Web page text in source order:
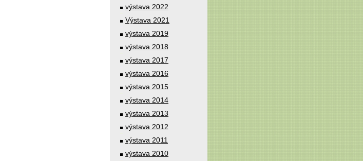
výstava 2022
Výstava 2021
výstava 2019
výstava 2018
výstava 2017
výstava 2016
výstava 2015
výstava 2014
výstava 2013
výstava 2012
výstava 2011
výstava 2010